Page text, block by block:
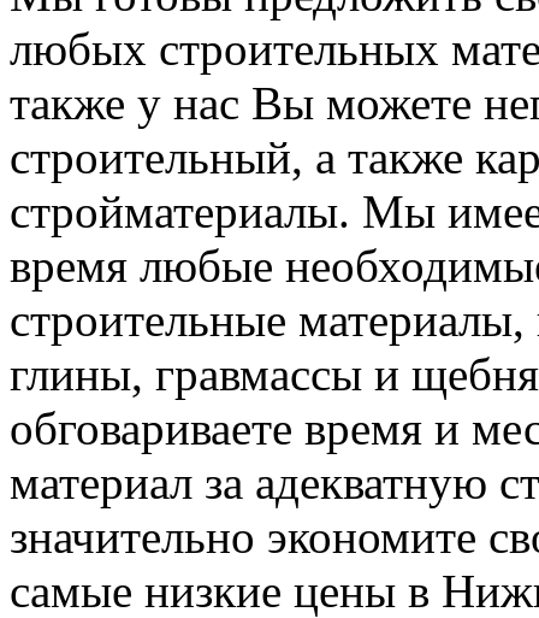
любых строительных
также у нас Вы можете
строительный, а также
стройматериалы. Мы
время любые
строительные материалы,
глины, гравмассы и
обговариваете время и
материал за адекватную
значительно экономите
самые низкие цены в